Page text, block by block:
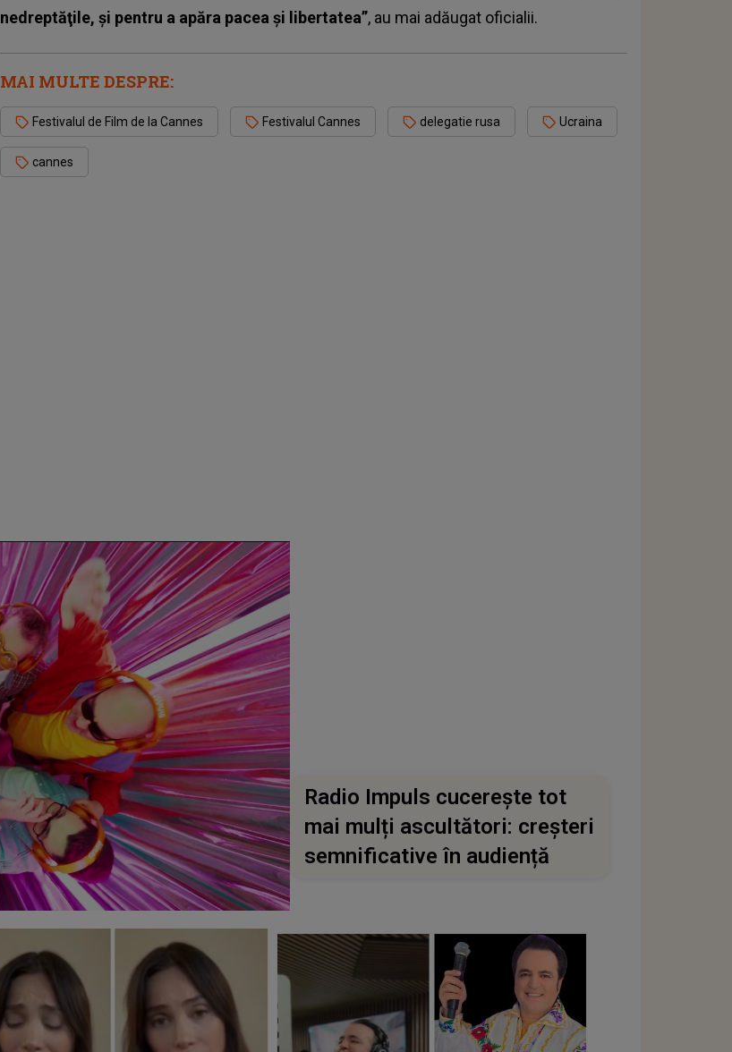
nedreptăţile, şi pentru a apăra pacea şi libertatea”, au mai adăugat oficialii.
MAI MULTE DESPRE:
Festivalul de Film de la Cannes Festivalul Cannes delegatie rusa Ucraina
cannes
Radio Impuls cucerește tot
mai mulți ascultători: creșteri
semnificative în audiență